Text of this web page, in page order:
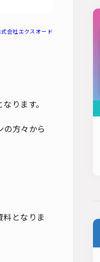
式会社エクスオード
ります。
の方々から
料となりま